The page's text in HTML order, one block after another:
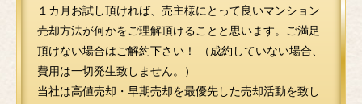
１カ月お試し頂ければ、売主様にとって良いマンション
売却方法が何かをご理解頂けることと思います。ご満足
頂けない場合はご解約下さい！ （成約していない場合、
費用は一切発生致しません。）
当社は高値売却・早期売却を最優先した売却活動を致し